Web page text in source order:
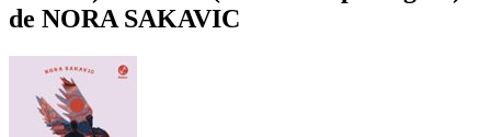
de NORA SAKAVIC